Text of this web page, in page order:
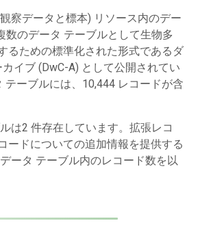
察データと標本) リソース内のデー
数のデータ テーブルとして生物多
るための標準化された形式であるダ
イブ (DwC-A) として公開されてい
テーブルには、10,444 レコードが含
は2 件存在しています。拡張レコ
ードについての追加情報を提供する
ータ テーブル内のレコード数を以